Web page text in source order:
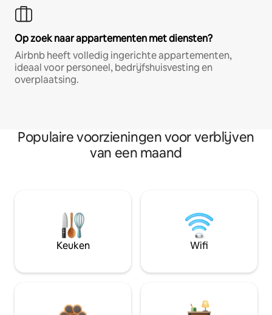
Op zoek naar appartementen met diensten?
Airbnb heeft volledig ingerichte appartementen,
ideaal voor personeel, bedrijfshuisvesting en
overplaatsing.
Populaire voorzieningen voor verblijven
van een maand
Keuken Wifi